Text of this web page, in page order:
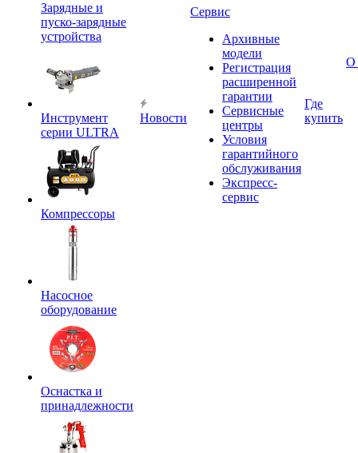
Зарядные и
пуско-зарядные
устройства
Инструмент
серии ULTRA
Компрессоры
Насосное
оборудование
Оснастка и
принадлежности
Новости
Сервис
Архивные
модели
Регистрация
расширенной
гарантии
Сервисные
центры
Условия
гарантийного
обслуживания
Экспресс-
сервис
Где
купить
О